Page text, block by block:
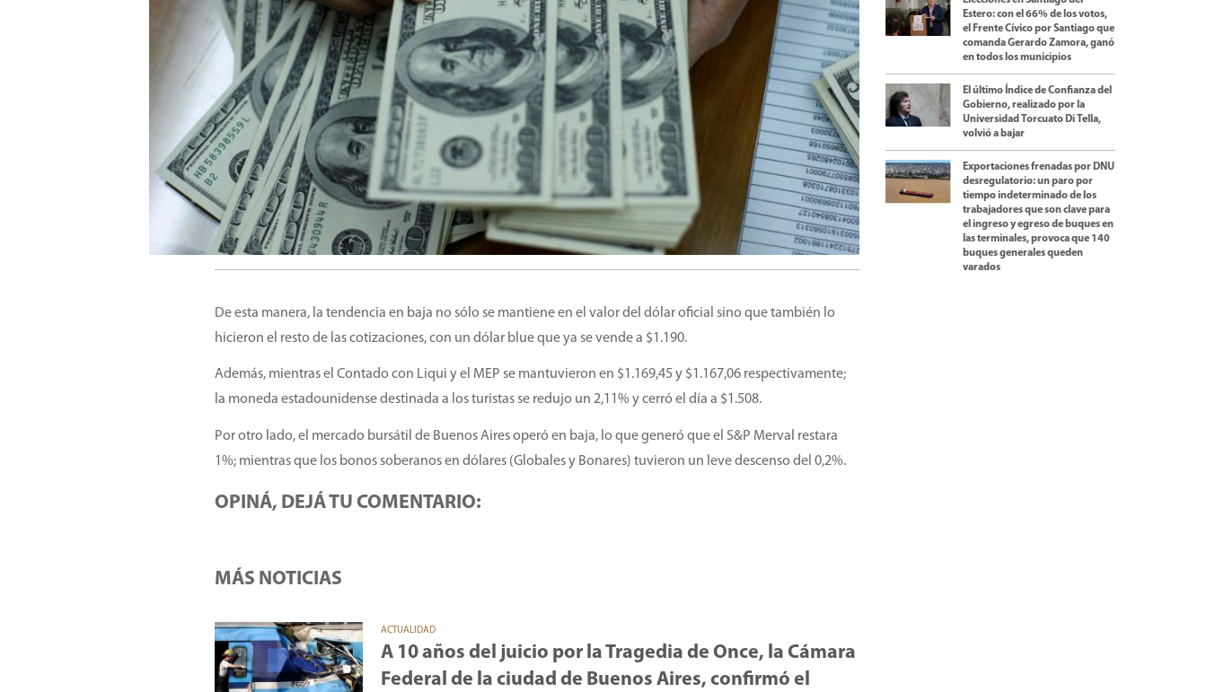
De esta manera, la tendencia en baja no sólo se mantiene en el valor del dólar oficial sino que también lo
hicieron el resto de las cotizaciones, con un dólar blue que ya se vende a $1.190.
Además, mientras el Contado con Liqui y el MEP se mantuvieron en $1.169,45 y $1.167,06 respectivamente;
la moneda estadounidense destinada a los turistas se redujo un 2,11% y cerró el día a $1.508.
Por otro lado, el mercado bursátil de Buenos Aires operó en baja, lo que generó que el S&P Merval restara
1%; mientras que los bonos soberanos en dólares (Globales y Bonares) tuvieron un leve descenso del 0,2%.
OPINÁ, DEJÁ TU COMENTARIO:
MÁS NOTICIAS
ACTUALIDAD
A 10 años del juicio por la Tragedia de Once, la Cámara
Federal de la ciudad de Buenos Aires, confirmó el
Estero: con el 66% de los votos,
el Frente Cívico por Santiago que
comanda Gerardo Zamora, ganó
en todos los municipios
El último Índice de Confianza del
Gobierno, realizado por la
Universidad Torcuato Di Tella,
volvió a bajar
Exportaciones frenadas por DNU
desregulatorio: un paro por
tiempo indeterminado de los
trabajadores que son clave para
el ingreso y egreso de buques en
las terminales, provoca que 140
buques generales queden
varados